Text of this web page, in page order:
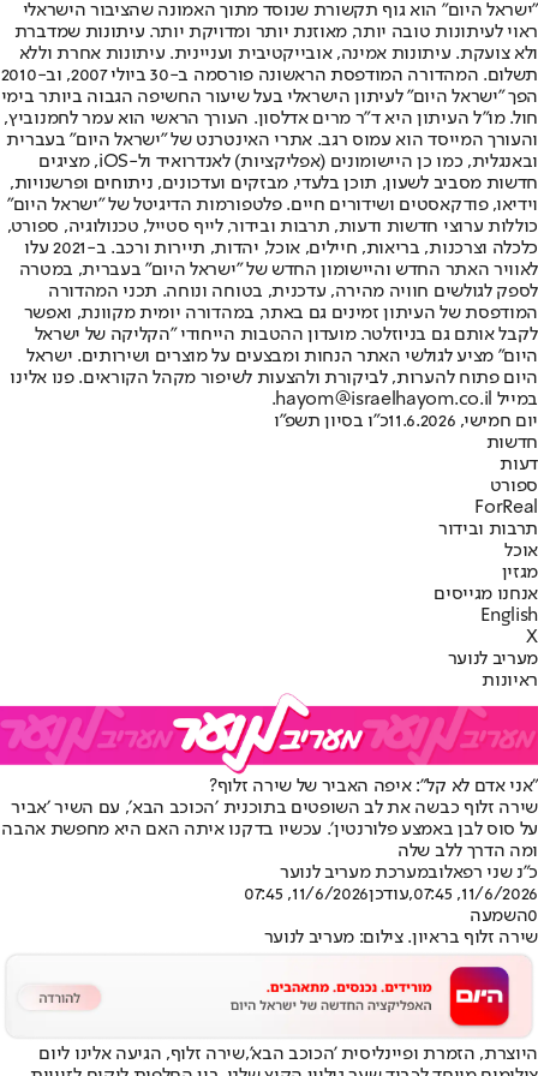
"ישראל היום" הוא גוף תקשורת שנוסד מתוך האמונה שהציבור הישראלי
ראוי לעיתונות טובה יותר, מאוזנת יותר ומדויקת יותר. עיתונות שמדברת
ולא צועקת. עיתונות אמינה, אובייקטיבית ועניינית. עיתונות אחרת וללא
תשלום. המהדורה המודפסת הראשונה פורסמה ב-30 ביולי 2007, וב-2010
הפך "ישראל היום" לעיתון הישראלי בעל שיעור החשיפה הגבוה ביותר בימי
חול. מו"ל העיתון היא ד"ר מרים אדלסון. העורך הראשי הוא עמר לחמנוביץ,
והעורך המייסד הוא עמוס רגב. אתרי האינטרנט של "ישראל היום" בעברית
ובאנגלית, כמו כן היישומונים (אפליקציות) לאנדרואיד ול-iOS, מציגים
חדשות מסביב לשעון, תוכן בלעדי, מבזקים ועדכונים, ניתוחים ופרשנויות,
וידיאו, פודקאסטים ושידורים חיים. פלטפורמות הדיגיטל של "ישראל היום"
כוללות ערוצי חדשות ודעות, תרבות ובידור, לייף סטייל, טכנולוגיה, ספורט,
כלכלה וצרכנות, בריאות, חיילים, אוכל, יהדות, תיירות ורכב. ב-2021 עלו
לאוויר האתר החדש והיישומון החדש של "ישראל היום" בעברית, במטרה
לספק לגולשים חוויה מהירה, עדכנית, בטוחה ונוחה. תכני המהדורה
המודפסת של העיתון זמינים גם באתר, במהדורה יומית מקוונת, ואפשר
לקבל אותם גם בניוזלטר. מועדון ההטבות הייחודי "הקליקה של ישראל
היום" מציע לגולשי האתר הנחות ומבצעים על מוצרים ושירותים. ישראל
היום פתוח להערות, לביקורת ולהצעות לשיפור מקהל הקוראים. פנו אלינו
במייל hayom@israelhayom.co.il.
יום חמישי, 11.6.2026
כ"ו בסיון תשפ"ו
חדשות
דעות
ספורט
ForReal
תרבות ובידור
אוכל
מגזין
אנחנו מגייסים
English
X
מעריב לנוער
ראיונות
"אני אדם לא קל": איפה האביר של שירה זלוף?
שירה זלוף כבשה את לב השופטים בתוכנית ׳הכוכב הבא׳, עם השיר ׳אביר
על סוס לבן באמצע פלורנטין׳. עכשיו בדקנו איתה האם היא מחפשת אהבה
ומה הדרך ללב שלה
כ"נ שני רפאלובמערכת מעריב לנוער
11/6/2026, 07:45
,עודכן11/6/2026, 07:45
0השמעה
שירה זלוף בראיון. צילום: מעריב לנוער
היוצרת, הזמרת ופיינליסית 'הכוכב הבא',שירה זלוף, הגיעה אלינו ליום